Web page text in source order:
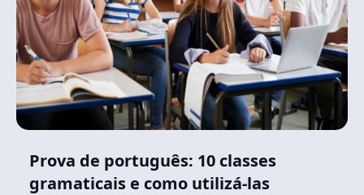
Prova de português: 10 classes
gramaticais e como utilizá-las